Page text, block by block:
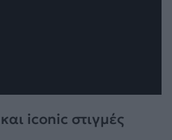
iconic στιγμές